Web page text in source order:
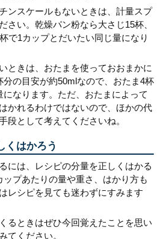
ンスケールもないときは、計量スプ
さい。乾燥パン粉なら大さじ15杯、
で1カップとだいたい同じ量になり
ときは、おたまを使っておおまかに
分の目安が約50mlなので、おたま4杯
なります。ただ、おたまによって
かれるわけではないので、ほかの代
段として考えてくださいね。
くはかろう
には、レシピの分量を正しくはかる
ップあたりの量や重さ、はかり方も
レシピを見ても迷わずにすみます
るときはぜひ今回覚えたことを思い
てください。